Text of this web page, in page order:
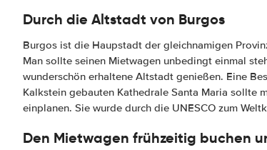
Durch die Altstadt von Burgos
Burgos ist die Haupstadt der gleichnamigen
Man sollte seinen Mietwagen unbedingt einmal
wunderschön erhaltene Altstadt genießen. Eine
Kalkstein gebauten Kathedrale Santa Maria sollte
einplanen. Sie wurde durch die UNESCO zum
Den Mietwagen frühzeitig buchen